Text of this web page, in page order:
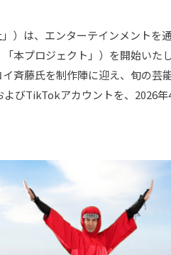
）は、エンターテインメントを
本プロジェクト」）を開始い
斉藤氏を制作陣に迎え、旬の芸
びTikTokアカウントを、2026